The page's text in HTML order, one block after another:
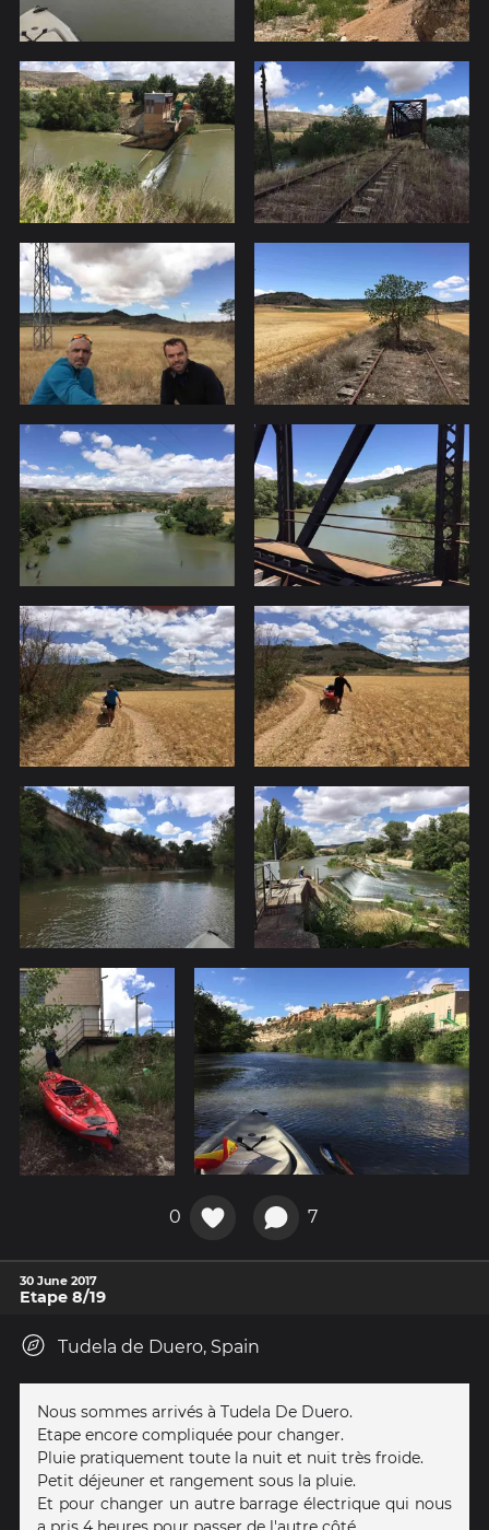
0 7
30 June 2017
Etape 8/19
Tudela de Duero, Spain
Nous sommes arrivés à Tudela De Duero.
Etape encore compliquée pour changer.
Pluie pratiquement toute la nuit et nuit très froide.
Petit déjeuner et rangement sous la pluie.
Et pour changer un autre barrage électrique qui nous